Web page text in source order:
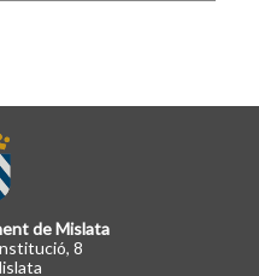
de Mislata
8